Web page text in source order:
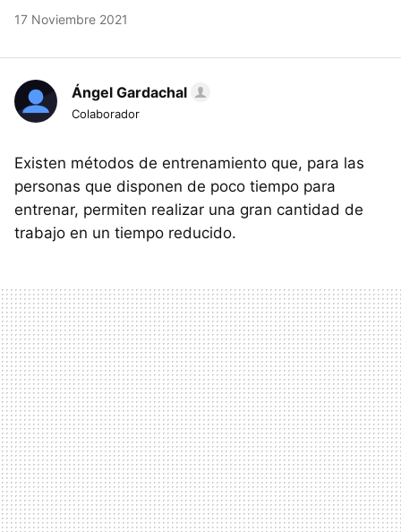
17 Noviembre 2021
Ángel Gardachal
Colaborador
Existen métodos de entrenamiento que, para las
personas que disponen de poco tiempo para
entrenar, permiten realizar una gran cantidad de
trabajo en un tiempo reducido.